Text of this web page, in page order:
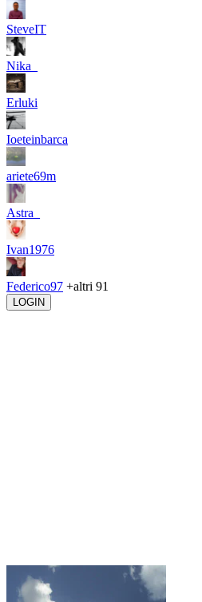
SteveIT
Nika_
Erluki
Ioeteinbarca
ariete69m
Astra_
Ivan1976
Federico97 +altri 91
LOGIN